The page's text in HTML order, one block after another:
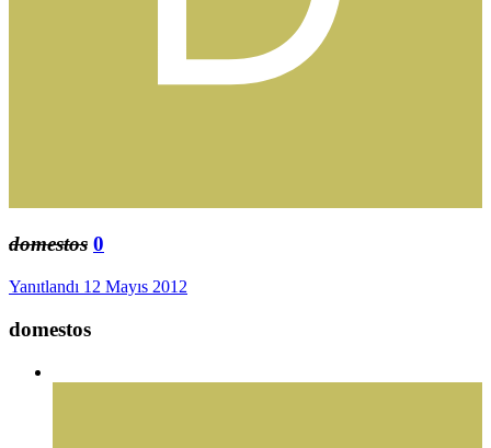
domestos 0
Yanıtlandı 12 Mayıs 2012
domestos